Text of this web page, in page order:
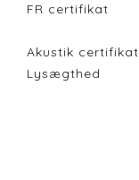
FR certifikat
Akustik certifikat
Lysægthed